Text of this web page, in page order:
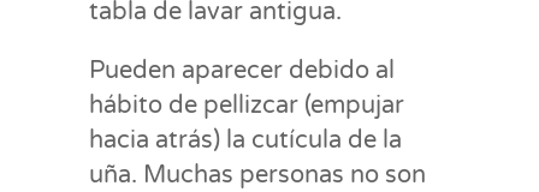
tabla de lavar antigua.
Pueden aparecer debido al
hábito de pellizcar (empujar
hacia atrás) la cutícula de la
uña. Muchas personas no son